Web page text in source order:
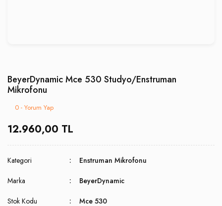
BeyerDynamic Mce 530 Studyo/Enstruman
Mikrofonu
0 - Yorum Yap
12.960,00 TL
Kategori Enstruman Mikrofonu
Marka BeyerDynamic
Stok Kodu Mce 530